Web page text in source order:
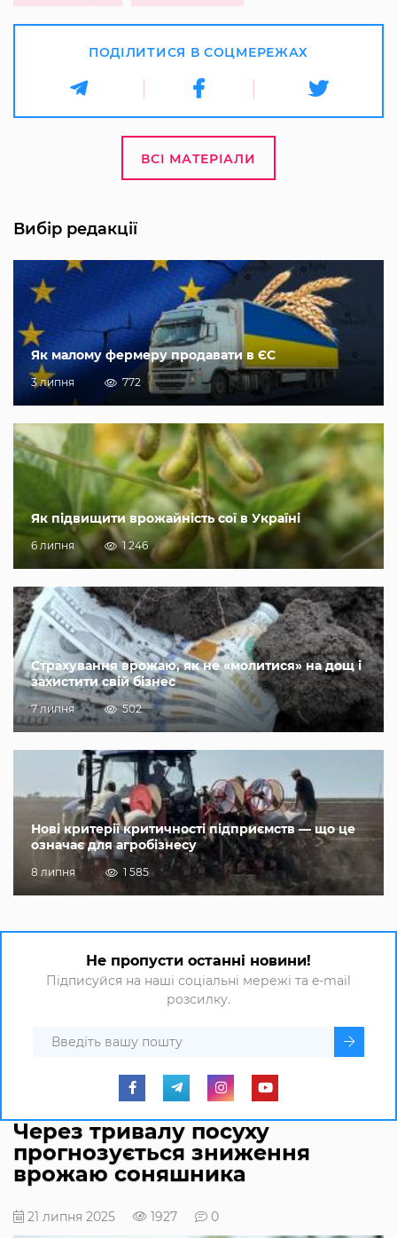
ПОДІЛИТИСЯ В СОЦМЕРЕЖАХ
ВСІ МАТЕРІАЛИ
Вибір редакції
Як малому фермеру продавати в ЄС
3 липня 772
Як підвищити врожайність сої в Україні
6 липня 1 246
Страхування врожаю, як не «молитися» на дощ і
захистити свій бізнес
7 липня 502
Нові критерії критичності підприємств — що це
означає для агробізнесу
8 липня 1 585
Не пропусти останні новини!
Підписуйся на наші соціальні мережі та e-mail
розсилку.
Через тривалу посуху
прогнозується зниження
врожаю соняшника
21 липня 2025 1927 0